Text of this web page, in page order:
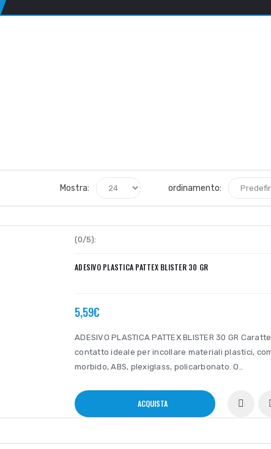
ordinamento:
Mostra:
(0/5):
ADESIVO PLASTICA PATTEX BLISTER 30 GR
5,59€
ADESIVO PLASTICA PATTEX BLISTER 30 GR
contatto ideale per incollare materiali plastici,
morbido, ABS, plexiglass, policarbonato. O..
ACQUISTA